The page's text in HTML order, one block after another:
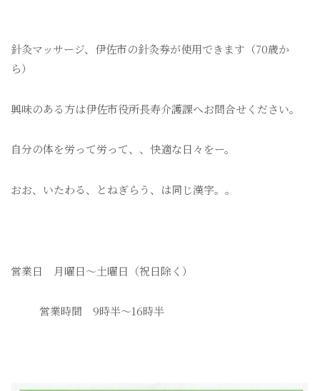
針灸マッサージ、伊佐市の針灸券が使用できます（70歳か
ら）
興味のある方は伊佐市役所長寿介護課へお問合せください。
自分の体を労って労って、、快適な日々をー。
おお、いたわる、とねぎらう、は同じ漢字。。
営業日 月曜日〜土曜日（祝日除く）
営業時間 9時半〜16時半